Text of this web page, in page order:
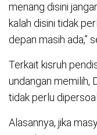
menang disini
kalah disini tidak
depan masih ada,”
Terkait kisruh
undangan memilih,
tidak perlu
Alasannya, jika